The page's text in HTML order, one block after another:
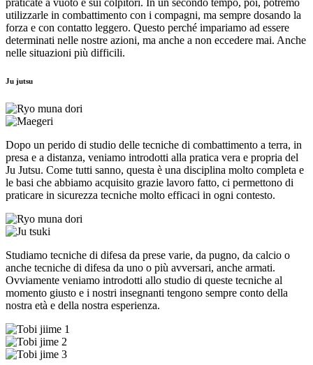
utilizzarle in combattimento con i compagni, ma sempre dosando la
forza e con contatto leggero. Questo perché impariamo ad essere
determinati nelle nostre azioni, ma anche a non eccedere mai. Anche
nelle situazioni più difficili.
Ju jutsu
Dopo un perido di studio delle tecniche di combattimento a terra, in
presa e a distanza, veniamo introdotti alla pratica vera e propria del
Ju Jutsu. Come tutti sanno, questa è una disciplina molto completa e
le basi che abbiamo acquisito grazie lavoro fatto, ci permettono di
praticare in sicurezza tecniche molto efficaci in ogni contesto.
Studiamo tecniche di difesa da prese varie, da pugno, da calcio o
anche tecniche di difesa da uno o più avversari, anche armati.
Ovviamente veniamo introdotti allo studio di queste tecniche al
momento giusto e i nostri insegnanti tengono sempre conto della
nostra età e della nostra esperienza.